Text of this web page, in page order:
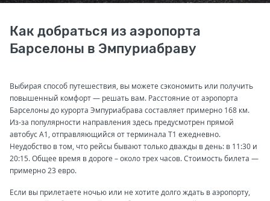
Как добраться из аэропорта
Барселоны в Эмпуриабраву
Выбирая способ путешествия, вы можете сэкономить или получить
повышенный комфорт — решать вам. Расстояние от аэропорта
Барселоны до курорта Эмпуриабрава составляет примерно 168 км.
Из-за популярности направления здесь предусмотрен прямой
автобус А1, отправляющийся от терминала Т1 ежедневно.
Неудобство в том, что рейсы бывают только дважды в день: в 11:30 и
20:15. Общее время в дороге – около трех часов. Стоимость билета —
примерно 23 евро.
Если вы прилетаете ночью или не хотите долго ждать в аэропорту,